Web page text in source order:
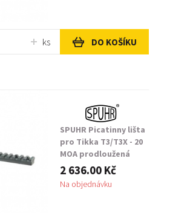
ks DO KOŠÍKU
SPUHR Picatinny lišta
pro Tikka T3/T3X - 20
MOA prodloužená
2 636.00 Kč
Na objednávku